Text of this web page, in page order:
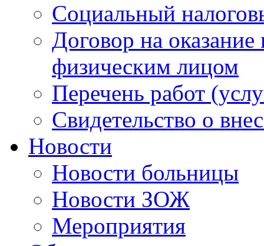
Социальный
Договор на
физическим лицом
Перечень работ
Свидетельство о
Новости
Новости больницы
Новости ЗОЖ
Мероприятия